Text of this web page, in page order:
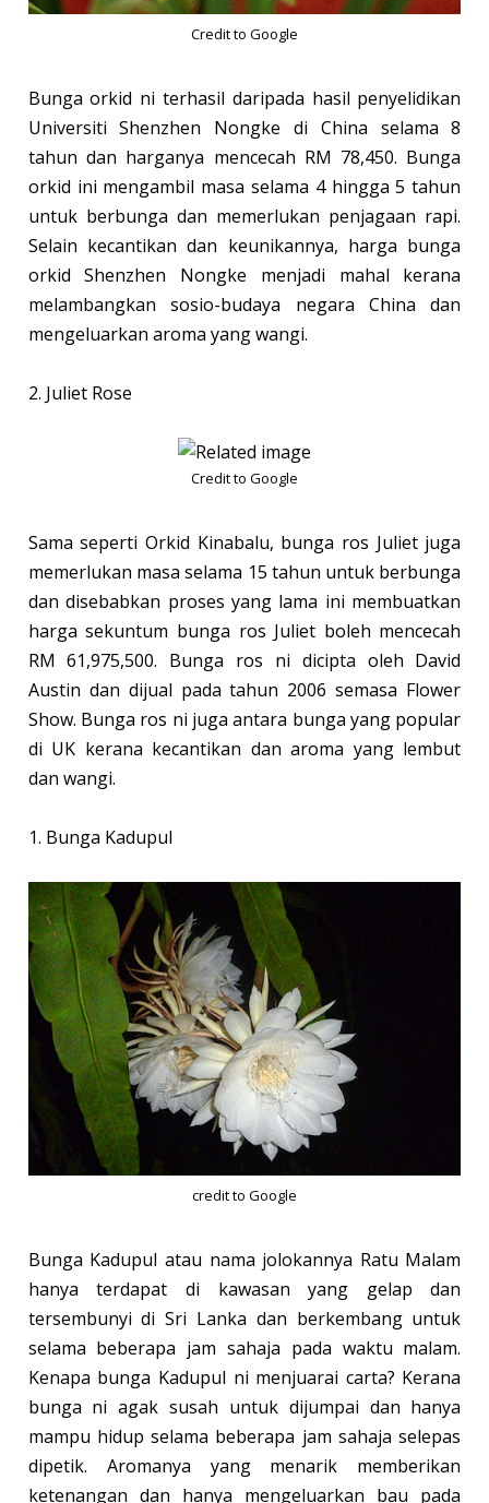
Credit to Google
Bunga orkid ni terhasil daripada hasil penyelidikan
Universiti Shenzhen Nongke di China selama 8
tahun dan harganya mencecah RM 78,450. Bunga
orkid ini mengambil masa selama 4 hingga 5 tahun
untuk berbunga dan memerlukan penjagaan rapi.
Selain kecantikan dan keunikannya, harga bunga
orkid Shenzhen Nongke menjadi mahal kerana
melambangkan sosio-budaya negara China dan
mengeluarkan aroma yang wangi.
2. Juliet Rose
Credit to Google
Sama seperti Orkid Kinabalu, bunga ros Juliet juga
memerlukan masa selama 15 tahun untuk berbunga
dan disebabkan proses yang lama ini membuatkan
harga sekuntum bunga ros Juliet boleh mencecah
RM 61,975,500. Bunga ros ni dicipta oleh David
Austin dan dijual pada tahun 2006 semasa Flower
Show. Bunga ros ni juga antara bunga yang popular
di UK kerana kecantikan dan aroma yang lembut
dan wangi.
1. Bunga Kadupul
credit to Google
Bunga Kadupul atau nama jolokannya Ratu Malam
hanya terdapat di kawasan yang gelap dan
tersembunyi di Sri Lanka dan berkembang untuk
selama beberapa jam sahaja pada waktu malam.
Kenapa bunga Kadupul ni menjuarai carta? Kerana
bunga ni agak susah untuk dijumpai dan hanya
mampu hidup selama beberapa jam sahaja selepas
dipetik. Aromanya yang menarik memberikan
ketenangan dan hanya mengeluarkan bau pada